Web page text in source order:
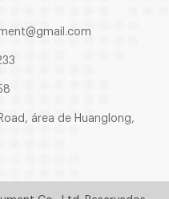
área de Huanglong,